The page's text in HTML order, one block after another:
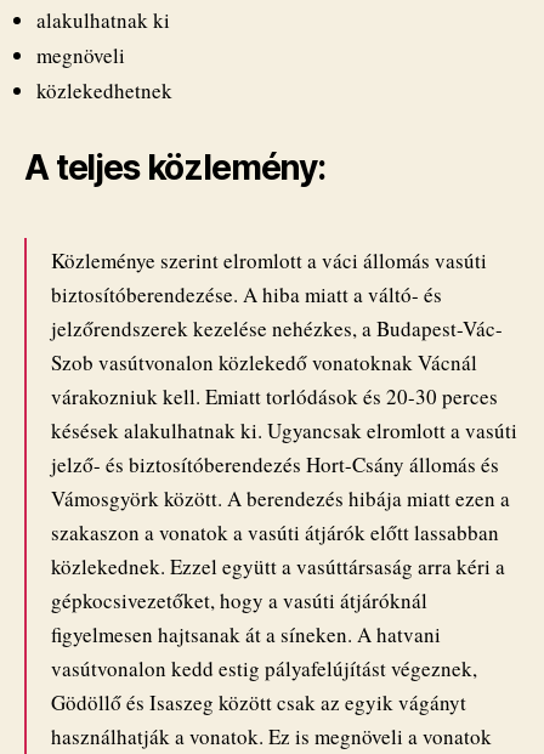
alakulhatnak ki
megnöveli
közlekedhetnek
A teljes közlemény:
Közleménye szerint elromlott a váci állomás vasúti
biztosítóberendezése. A hiba miatt a váltó- és
jelzőrendszerek kezelése nehézkes, a Budapest-Vác-
Szob vasútvonalon közlekedő vonatoknak Vácnál
várakozniuk kell. Emiatt torlódások és 20-30 perces
késések alakulhatnak ki. Ugyancsak elromlott a vasúti
jelző- és biztosítóberendezés Hort-Csány állomás és
Vámosgyörk között. A berendezés hibája miatt ezen a
szakaszon a vonatok a vasúti átjárók előtt lassabban
közlekednek. Ezzel együtt a vasúttársaság arra kéri a
gépkocsivezetőket, hogy a vasúti átjáróknál
figyelmesen hajtsanak át a síneken. A hatvani
vasútvonalon kedd estig pályafelújítást végeznek,
Gödöllő és Isaszeg között csak az egyik vágányt
használhatják a vonatok. Ez is megnöveli a vonatok